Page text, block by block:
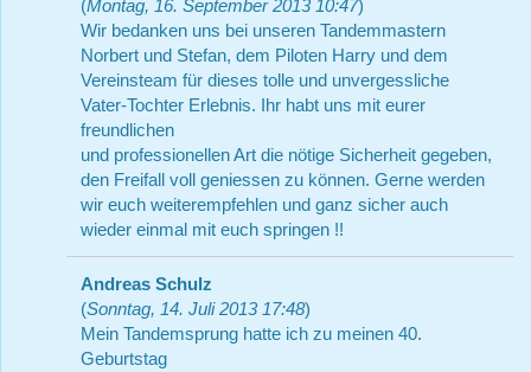
(Montag, 16. September 2013 10:47)
Wir bedanken uns bei unseren Tandemmastern
Norbert und Stefan, dem Piloten Harry und dem
Vereinsteam für dieses tolle und unvergessliche
Vater-Tochter Erlebnis. Ihr habt uns mit eurer
freundlichen
und professionellen Art die nötige Sicherheit gegeben,
den Freifall voll geniessen zu können. Gerne werden
wir euch weiterempfehlen und ganz sicher auch
wieder einmal mit euch springen !!
Andreas Schulz
(Sonntag, 14. Juli 2013 17:48)
Mein Tandemsprung hatte ich zu meinen 40.
Geburtstag